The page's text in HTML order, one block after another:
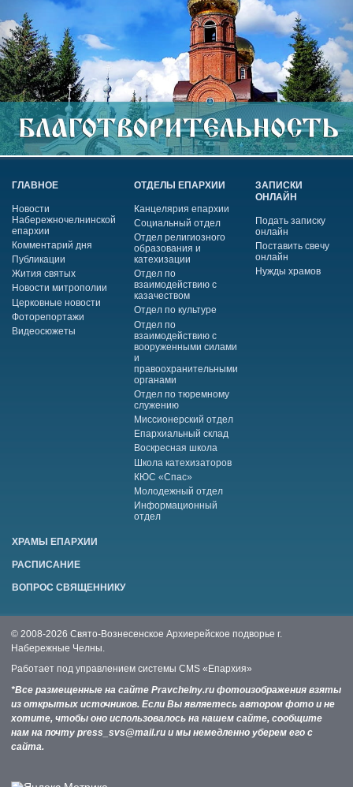
ГЛАВНОЕ
Новости
Набережночелнинской
епархии
Комментарий дня
Публикации
Жития святых
Новости митрополии
Церковные новости
Фоторепортажи
Видеосюжеты
ОТДЕЛЫ ЕПАРХИИ
Канцелярия епархии
Социальный отдел
Отдел религиозного
образования и
катехизации
Отдел по
взаимодействию с
казачеством
Отдел по культуре
Отдел по
взаимодействию с
вооруженными силами
и
правоохранительными
органами
Отдел по тюремному
служению
Миссионерский отдел
Епархиальный склад
Воскресная школа
Школа катехизаторов
КЮС «Спас»
Молодежный отдел
Информационный
отдел
ЗАПИСКИ
ОНЛАЙН
Подать записку
онлайн
Поставить свечу
онлайн
Нужды храмов
ХРАМЫ ЕПАРХИИ
РАСПИСАНИЕ
ВОПРОС СВЯЩЕННИКУ
© 2008-2026 Свято-Вознесенское Архиерейское подворье г.
Набережные Челны.
Работает под управлением системы CMS «Епархия»
*Все размещенные на сайте Pravchelny.ru фотоизображения взяты
из открытых источников. Если Вы являетесь автором фото и не
хотите, чтобы оно использовалось на нашем сайте, сообщите
нам на почту press_svs@mail.ru и мы немедленно уберем его с
сайта.